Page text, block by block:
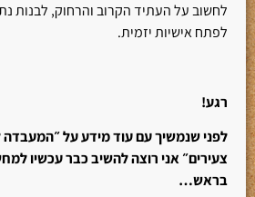
לחשוב על העתיד הקרוב והרחוק, לבנות
לפתח אישיות יזמית.
רגע!
לפני שנמשיך עם עוד מידע על
צעירים״ אני רוצה להשיב כבר עכשיו
בראש…